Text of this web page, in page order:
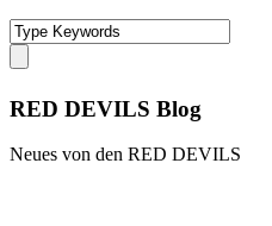
RED DEVILS Blog
Neues von den RED DEVILS